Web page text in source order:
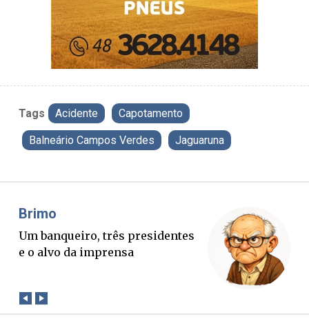
Tags Acidente Capotamento
Balneário Campos Verdes Jaguaruna
Misael Elias
O Boato corre mais rápido que a
verdade. Mas quem paga a